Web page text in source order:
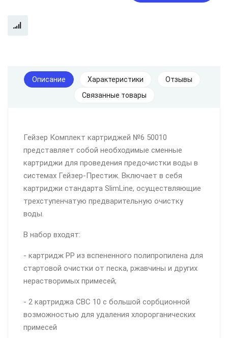
Описание Характеристики
Отзывы
Связанные товары
Гейзер Комплект картриджей №6 50010
представляет собой необходимые сменные
картриджи для проведения предочистки воды в
системах Гейзер-Престиж. Включает в себя
картриджи стандарта SlimLine, осуществляющие
трехступенчатую предварительную очистку
воды.
В набор входят:
- картридж РР из вспененного полипропилена для
стартовой очистки от песка, ржавчины и других
нерастворимых примесей;
- 2 картриджа СВС 10 с большой сорбционной
возможностью для удаления хлорорганических
примесей